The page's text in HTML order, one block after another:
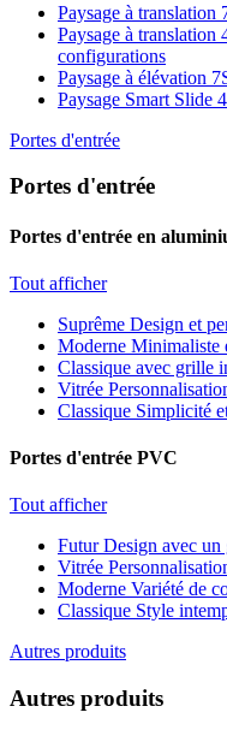
Paysage à translation
Paysage à translation
configurations
Paysage à élévation
Paysage Smart Slide
Portes d'entrée
Portes d'entrée
Portes d'entrée en
Tout afficher
Suprême Design et
Moderne Minimaliste
Classique avec grille
Vitrée
Classique Simplicité
Portes d'entrée PVC
Tout afficher
Futur Design avec un
Vitrée
Moderne Variété de
Classique Style
Autres produits
Autres produits